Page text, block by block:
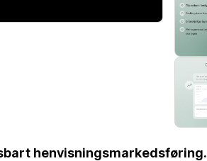
henvisningsmarkedsføring.